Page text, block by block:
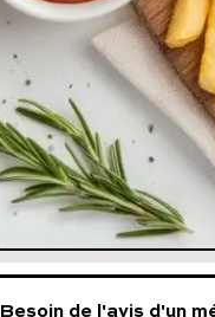
Besoin de l'avis d'un